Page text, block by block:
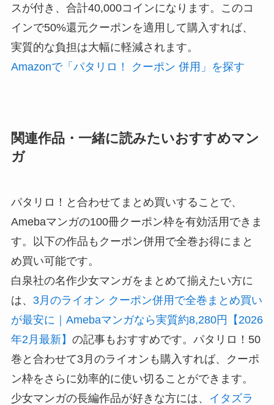
スが付き、合計40,000コインになります。このコ
インで50%還元クーポンを適用して購入すれば、
実質的な負担は大幅に軽減されます。
Amazonで「パタリロ！ クーポン 併用」を探す
関連作品・一緒に読みたいおすすめマン
ガ
パタリロ！と合わせてまとめ買いすることで、
Amebaマンガの100冊クーポン枠を有効活用できま
す。以下の作品もクーポン併用で全巻お得にまと
め買い可能です。
白泉社の名作少女マンガをまとめて揃えたい方に
は、 3月のライオン クーポン併用で全巻まとめ買い
が最安に｜Amebaマンガなら実質約8,280円【2026
年2月最新】 の記事もおすすめです。パタリロ！50
巻と合わせて3月のライオンも購入すれば、クーポ
ン枠をさらに効率的に使い切ることができます。
少女マンガの長編作品が好きな方には、
イタズラ